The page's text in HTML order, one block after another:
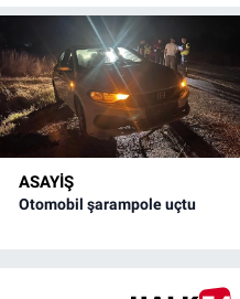
ASAYİŞ
Otomobil şarampole uçtu